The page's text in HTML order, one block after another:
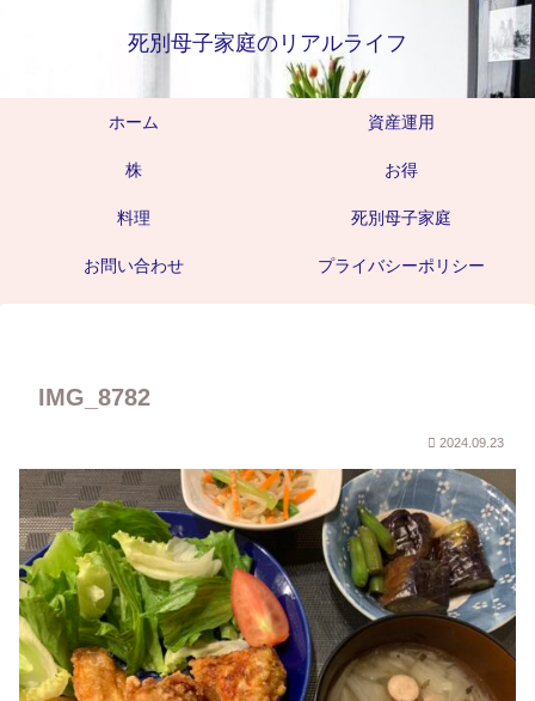
死別母子家庭のリアルライフ
ホーム 資産運用
株 お得
料理 死別母子家庭
お問い合わせ プライバシーポリシー
IMG_8782
2024.09.23